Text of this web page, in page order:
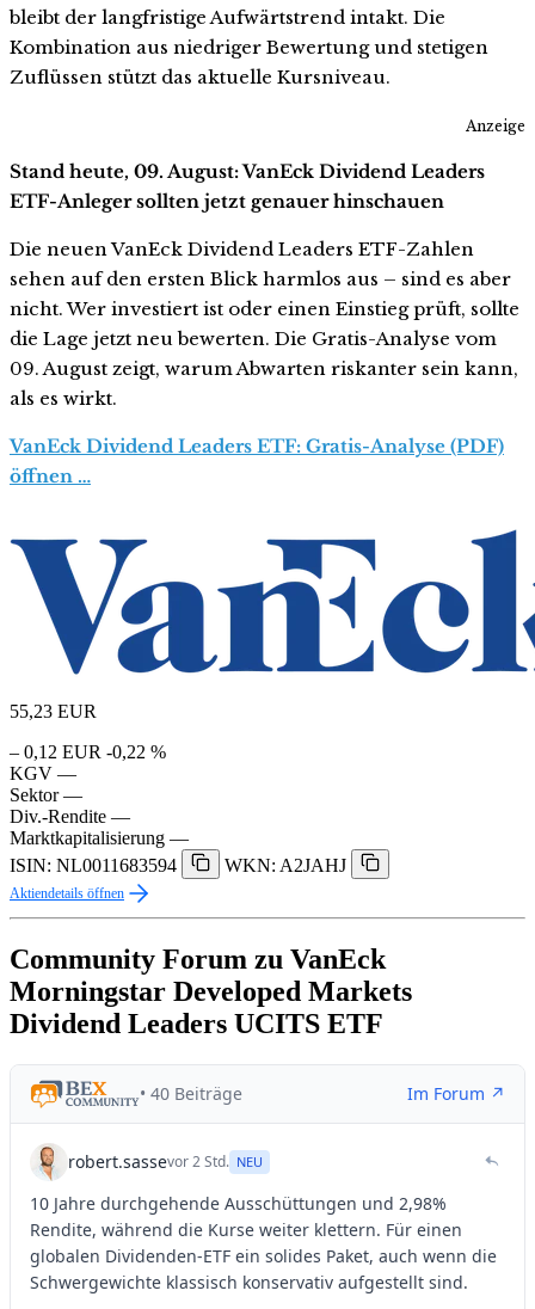
bleibt der langfristige Aufwärtstrend intakt. Die
Kombination aus niedriger Bewertung und stetigen
Zuflüssen stützt das aktuelle Kursniveau.
Anzeige
Stand heute, 09. August: VanEck Dividend Leaders
ETF-Anleger sollten jetzt genauer hinschauen
Die neuen VanEck Dividend Leaders ETF-Zahlen
sehen auf den ersten Blick harmlos aus – sind es aber
nicht. Wer investiert ist oder einen Einstieg prüft, sollte
die Lage jetzt neu bewerten. Die Gratis-Analyse vom
09. August zeigt, warum Abwarten riskanter sein kann,
als es wirkt.
VanEck Dividend Leaders ETF: Gratis-Analyse (PDF)
öffnen …
55,23 EUR
– 0,12 EUR -0,22 %
KGV —
Sektor —
Div.-Rendite —
Marktkapitalisierung —
ISIN: NL0011683594
WKN: A2JAHJ
Aktiendetails öffnen
Community Forum zu VanEck
Morningstar Developed Markets
Dividend Leaders UCITS ETF